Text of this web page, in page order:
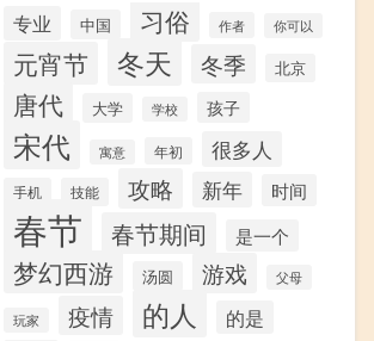
专业 中国 习俗 作者 你可以
元宵节 冬天 冬季 北京
唐代 大学 学校 孩子
宋代 寓意 年初 很多人
手机 技能 攻略 新年 时间
春节 春节期间 是一个
梦幻西游 汤圆 游戏 父母
玩家 疫情 的人 的是